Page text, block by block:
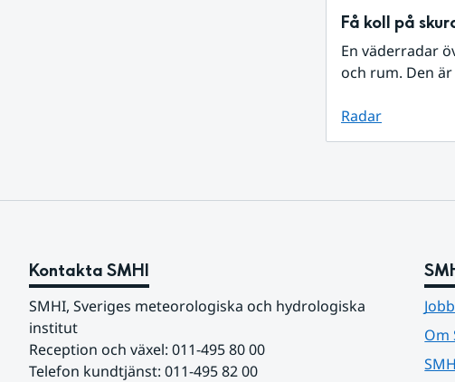
Få koll på
En väderradar
och rum. Den
Radar
Kontakta SMHI
SMHI, Sveriges meteorologiska och hydrologiska
institut
Reception och växel: 011-495 80 00
Telefon kundtjänst: 011-495 82 00
Om